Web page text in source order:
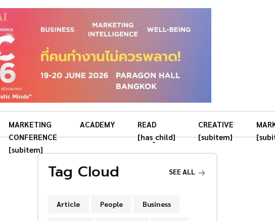
MARKETING
CONFERENCE
[subitem]
ACADEMY
READ
[has_child]
CREATIVE
[subitem]
Tag Cloud SEE ALL
Article People Business